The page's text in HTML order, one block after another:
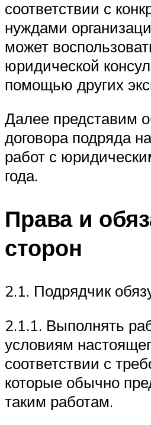
соответствии с
нуждами
может
юридической
помощью других
Далее представим
договора подряда
работ с
года.
Права и
сторон
2.1. Подрядчик
2.1.1. Выполнять
условиям
соответствии с
которые обычно
таким работам.